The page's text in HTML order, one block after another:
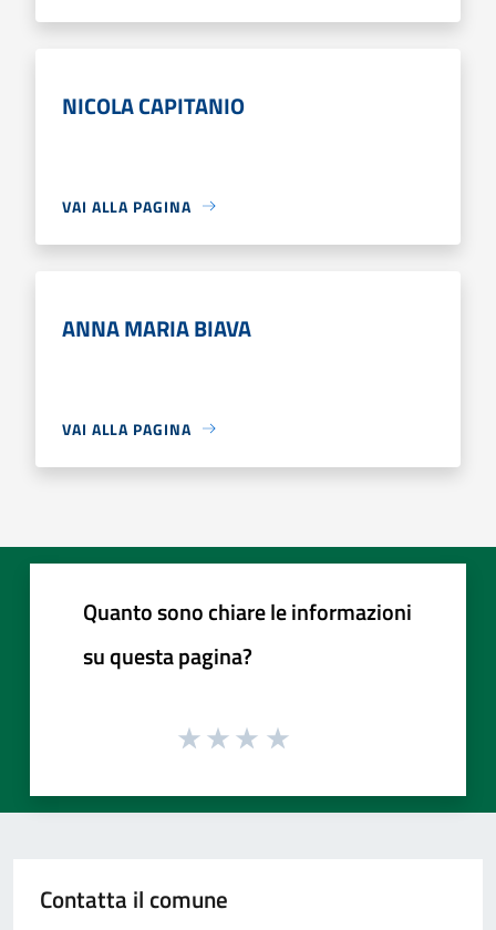
NICOLA CAPITANIO
VAI ALLA PAGINA
ANNA MARIA BIAVA
VAI ALLA PAGINA
Quanto sono chiare le informazioni
su questa pagina?
Contatta il comune